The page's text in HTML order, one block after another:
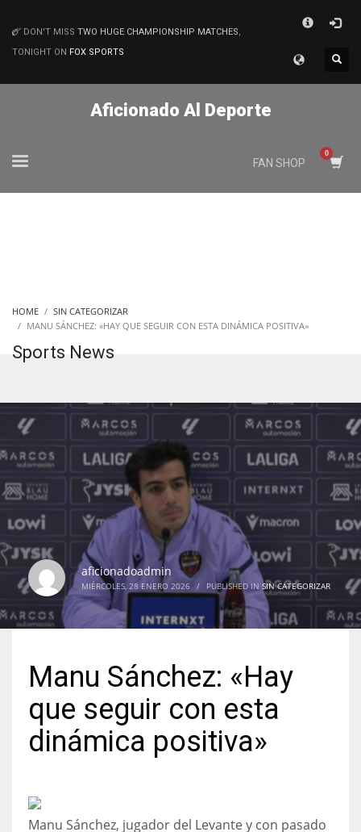
MATCHES
DON'T MISS TWO HUGE CHAMPIONSHIP MATCHES,
TONIGHT ON FOX SPORTS
Aficionado Al Deporte
FAN SHOP
HOME
SIN CATEGORIZAR
MANU SÁNCHEZ: «HAY QUE SEGUIR CON ESTA DINÁMICA POSITIVA»
Sports News
aficionadoadmin
MIÉRCOLES, 28 ENERO 2026 / PUBLISHED IN SIN CATEGORIZAR
Manu Sánchez: «Hay
que seguir con esta
dinámica positiva»
Manu Sánchez, jugador del Levante y con pasado